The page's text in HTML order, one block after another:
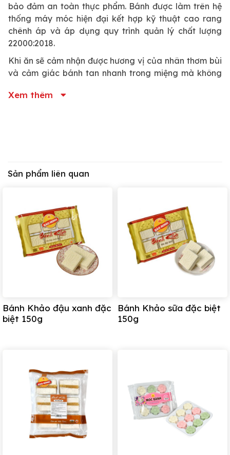
Xem thêm
bảo đảm an toàn thực phẩm. Bánh được làm trên hệ
thống máy móc hiện đại kết hợp kỹ thuật cao rang
chênh áp và áp dụng quy trình quản lý chất lượng
22000:2018.
Khi ăn sẽ cảm nhận được hương vị của nhân thơm bùi
và cảm giác bánh tan nhanh trong miệng mà không
– Chỉ tiêu chất lượng chủ yếu: H/l gluxid >= 60%, H/l
đường tổng số >= 20%, H/l protein >= 2%
Hướng dẫn bảo quản:
-Bảo quản nơi khô ráo, thoáng mát
Ngày sản xuất/ Hạn sử dụng:
In trên bao bì sản
Hướng dẫn sử dụng:
Xuất xứ: Việt Nam
-Bánh Khảo được sản xuất và phân phối bởi Công ty
CP Bánh mứt kẹo Bảo Minh
Sản phẩm liên quan
Bánh Khảo đậu xanh đặc
biệt 150g
Bánh Khảo sữa đặc biệt
150g